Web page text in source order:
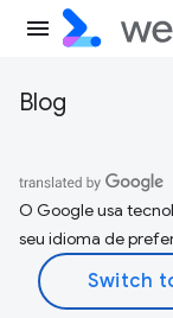
Blog
O Google usa
seu idioma de